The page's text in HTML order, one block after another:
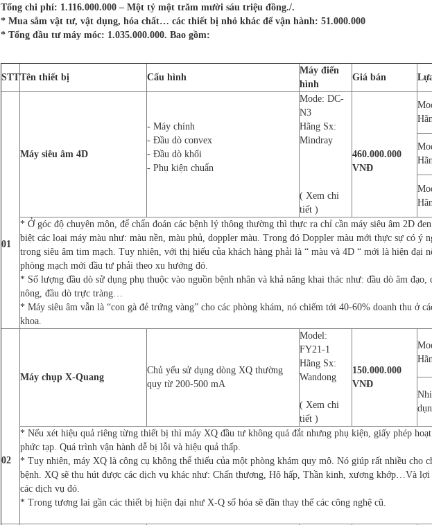
Tổng chi phí: 1.116.000.000 – Một tỷ một trăm mười sáu triệu đồng./.
* Mua sắm vật tư, vật dụng, hóa chất… các thiết bị nhỏ khác để vận hành: 51.000.000
* Tổng đầu tư máy móc: 1.035.000.000. Bao gồm:
STTTên thiết bị Cấu hình
Máy điển
hình
Giá bán
01
Máy siêu âm 4D
- Máy chính
- Đầu dò convex
- Đầu dò khối
- Phụ kiện chuẩn
Mode: DC-
N3
Hãng Sx:
Mindray
( Xem chi
tiết )
460.000.000
VNĐ
* Ở góc độ chuyên môn, để chẩn đoán các bệnh lý thông thường thì thực ra chỉ cần máy siêu âm 2D
biệt các loại máy màu như: màu nền, màu phủ, doppler màu. Trong đó Doppler màu mới thực sự có ý
trong siêu âm tim mạch. Tuy nhiên, với thị hiếu của khách hàng phải là “ màu và 4D “ mới là hiện đại
phòng mạch mới đầu tư phải theo xu hướng đó.
* Số lượng đầu dò sử dụng phụ thuộc vào nguồn bệnh nhân và khả năng khai thác như: đầu dò âm đạo,
nông, đầu dò trực tràng…
* Máy siêu âm vẫn là “con gà đẻ trứng vàng” cho các phòng khám, nó chiếm tới 40-60% doanh thu ở
khoa.
02
Máy chụp X-Quang
Chủ yếu sử dụng dòng XQ thường
quy từ 200-500 mA
Model:
FY21-1
Hãng Sx:
Wandong
( Xem chi
tiết )
150.000.000
VNĐ
* Nếu xét hiệu quả riêng từng thiết bị thì máy XQ đầu tư không quá đắt nhưng phụ kiện, giấy phép
phức tạp. Quá trình vận hành dễ bị lỗi và hiệu quả thấp.
* Tuy nhiên, máy XQ là công cụ không thể thiếu của một phòng khám quy mô. Nó giúp rất nhiều cho
bệnh. XQ sẽ thu hút được các dịch vụ khác như: Chấn thương, Hô hấp, Thần kinh, xương khớp…Và lợi
các dịch vụ đó.
* Trong tương lai gần các thiết bị hiện đại như X-Q số hóa sẽ dần thay thế các công nghệ cũ.